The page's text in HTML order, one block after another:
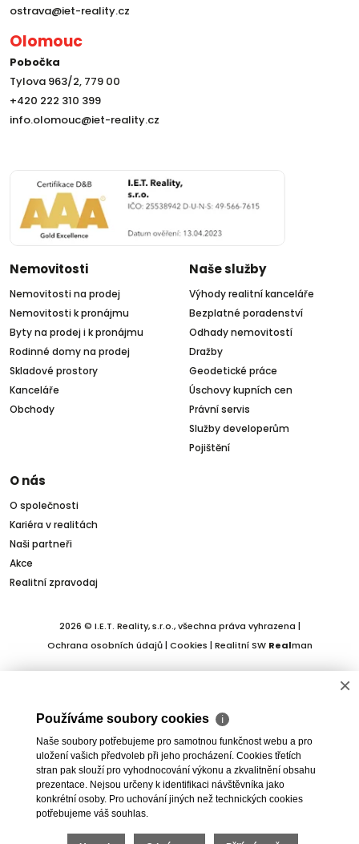
ostrava@iet-reality.cz
Olomouc
Pobočka
Tylova 963/2, 779 00
+420 222 310 399
info.olomouc@iet-reality.cz
Nemovitosti
Nemovitosti na prodej
Nemovitosti k pronájmu
Byty na prodej i k pronájmu
Rodinné domy na prodej
Skladové prostory
Kanceláře
Obchody
Naše služby
Výhody realitní kanceláře
Bezplatné poradenství
Odhady nemovitostí
Dražby
Geodetické práce
Úschovy kupních cen
Právní servis
Služby developerům
Pojištění
O nás
O společnosti
Kariéra v realitách
Naši partneři
Akce
Realitní zpravodaj
2026 © I.E.T. Reality, s.r.o., všechna práva vyhrazena |
Ochrana osobních údajů| Cookies | Realitní SW Realman
×
Používáme soubory cookies ℹ
Naše soubory potřebujeme pro samotnou funkčnost webu a pro
uložení vašich předvoleb při jeho procházení. Cookies třetích
stran pak slouží pro vyhodnocování výkonu a zkvalitnění obsahu
prezentace. Nejsou určeny k identifikaci návštěvníka jako
konkrétní osoby. Pro uchování jiných než technických cookies
potřebujeme váš souhlas.